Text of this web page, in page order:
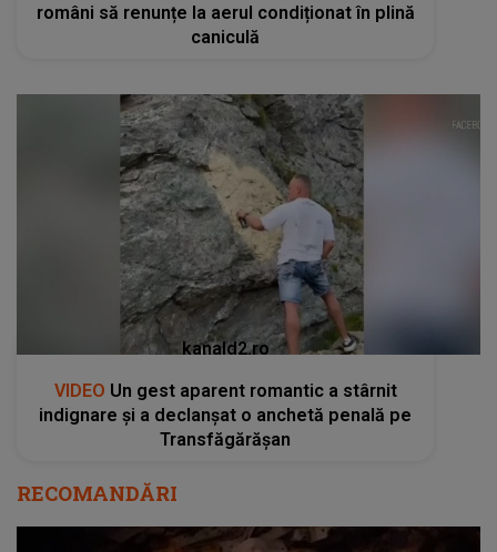
români să renunțe la aerul condiționat în plină
caniculă
kanald2.ro
VIDEO Un gest aparent romantic a stârnit
indignare și a declanșat o anchetă penală pe
Transfăgărășan
RECOMANDĂRI